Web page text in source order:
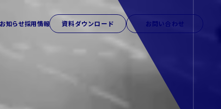
お知らせ採用情報 資料ダウンロード お問い合わせ